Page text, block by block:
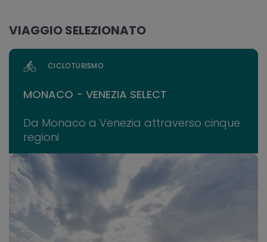
VIAGGIO SELEZIONATO
CICLOTURISMO
MONACO - VENEZIA SELECT
Da Monaco a Venezia attraverso cinque
regioni